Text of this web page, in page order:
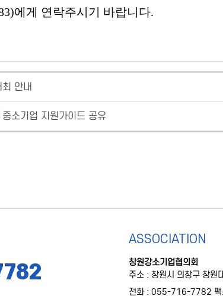
에게 연락주시기 바랍니다.
안내
소기업 지원가이드 공유
ASSOCIATION
창원강소기업협의회
주소 : 창원시 의창구 창
전화 : 055-716-7782